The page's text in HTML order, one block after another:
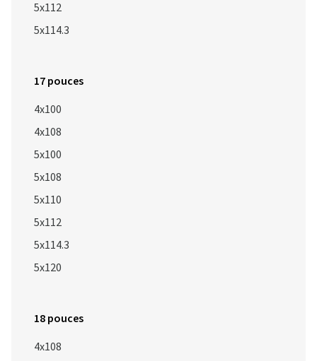
5x112
5x114.3
17 pouces
4x100
4x108
5x100
5x108
5x110
5x112
5x114.3
5x120
18 pouces
4x108